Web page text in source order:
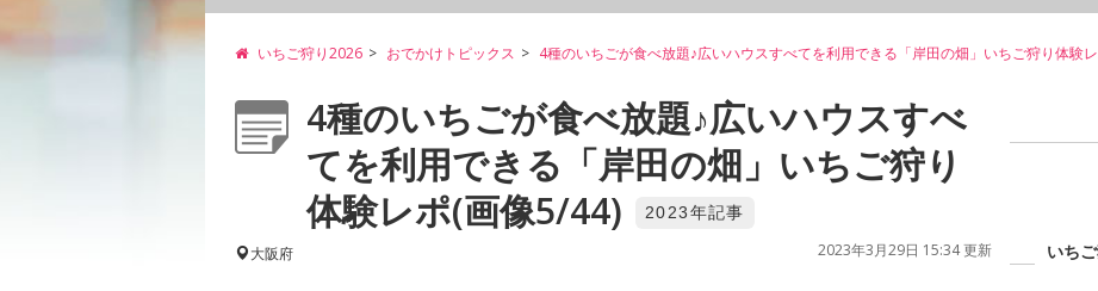
いちご狩り2026 おでかけトピックス 4種のいちごが食べ放題♪広いハウスすべてを利用できる「岸田の畑」いちご狩り体験
4種のいちごが食べ放題♪広いハウスすべ
てを利用できる「岸田の畑」いちご狩り
体験レポ(画像5/44)
2023年記事
大阪府 2023年3月29日 15:34 更新
いち